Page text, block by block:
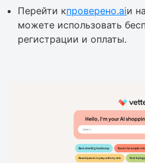
Перейти кпроверено.aiи
можете использовать
регистрации и оплаты.